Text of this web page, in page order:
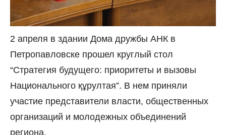
2 апреля в здании Дома дружбы АНК в
Петропавловске прошел круглый стол
“Стратегия будущего: приоритеты и вызовы
Национального құрултая”. В нем приняли
участие представители власти, общественных
организаций и молодежных объединений
региона.